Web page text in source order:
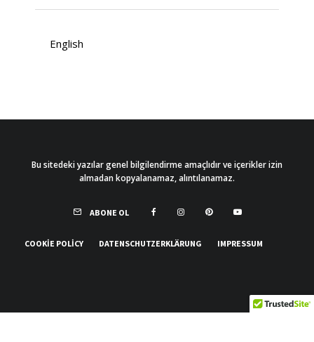
English
Bu sitedeki yazılar genel bilgilendirme amaçlıdır ve içerikler izin
almadan kopyalanamaz, alıntılanamaz.
ABONE OL
COOKIE POLICY DATENSCHUTZERKLÄRUNG IMPRESSUM